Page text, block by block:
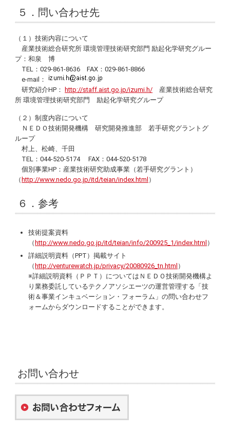
５．問い合わせ先
（１）技術内容について
産業技術総合研究所 環境管理技術研究部門 励起化学研究グルー
プ：和泉 博
TEL：029-861-8636 FAX：029-861-8866
e-mail ：
研究紹介HP：http://staff.aist.go.jp/izumi.h/ 産業技術総合研究
所 環境管理技術研究部門 励起化学研究グループ
（２）制度内容について
ＮＥＤＯ技術開発機構 研究開発推進部 若手研究グラントグ
ループ
村上、松崎、千田
TEL：044-520-5174 FAX：044-520-5178
個別事業HP：産業技術研究助成事業（若手研究グラント）
（http://www.nedo.go.jp/itd/teian/index.html ）
６．参考
技術提案資料
（ http://www.nedo.go.jp/itd/teian/info/200925_1/index.html ）
詳細説明資料（PPT）掲載サイト
（ http://venturewatch.jp/privacy/20080926_tn.html ）
※詳細説明資料（ＰＰＴ）についてはＮＥＤＯ技術開発機構よ
り業務委託しているテクノアソシエーツの運営管理する「技
術＆事業インキュベーション・フォーラム」の問い合わせフ
ォームからダウンロードすることができます。
お問い合わせ